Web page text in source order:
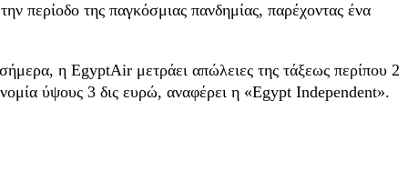
περίοδο της παγκόσμιας πανδημίας, παρέχοντας ένα
η EgyptAir μετράει απώλειες της τάξεως περίπου 2
ύψους 3 δις ευρώ, αναφέρει η «Egypt Independent».